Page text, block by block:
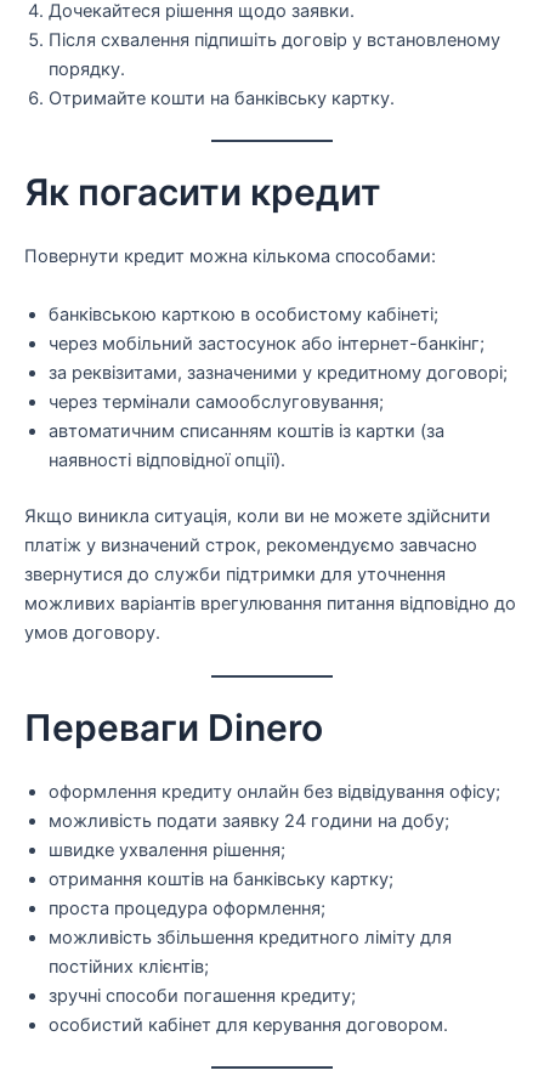
Дочекайтеся рішення щодо заявки.
Після схвалення підпишіть договір у встановленому
порядку.
Отримайте кошти на банківську картку.
Як погасити кредит
Повернути кредит можна кількома способами:
банківською карткою в особистому кабінеті;
через мобільний застосунок або інтернет-банкінг;
за реквізитами, зазначеними у кредитному договорі;
через термінали самообслуговування;
автоматичним списанням коштів із картки (за
наявності відповідної опції).
Якщо виникла ситуація, коли ви не можете здійснити
платіж у визначений строк, рекомендуємо завчасно
звернутися до служби підтримки для уточнення
можливих варіантів врегулювання питання відповідно до
умов договору.
Переваги Dinero
оформлення кредиту онлайн без відвідування офісу;
можливість подати заявку 24 години на добу;
швидке ухвалення рішення;
отримання коштів на банківську картку;
проста процедура оформлення;
можливість збільшення кредитного ліміту для
постійних клієнтів;
зручні способи погашення кредиту;
особистий кабінет для керування договором.